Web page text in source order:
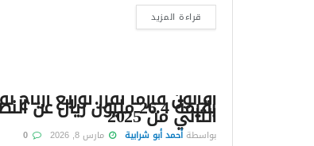
قراءة المزيد
أفالون فارما تقرر توزيع أرباح
بقيمة 26.4 مليون ريال عنالثاني من 2025
بواسطة أحمد أبو شرابية مارس 8, 2026